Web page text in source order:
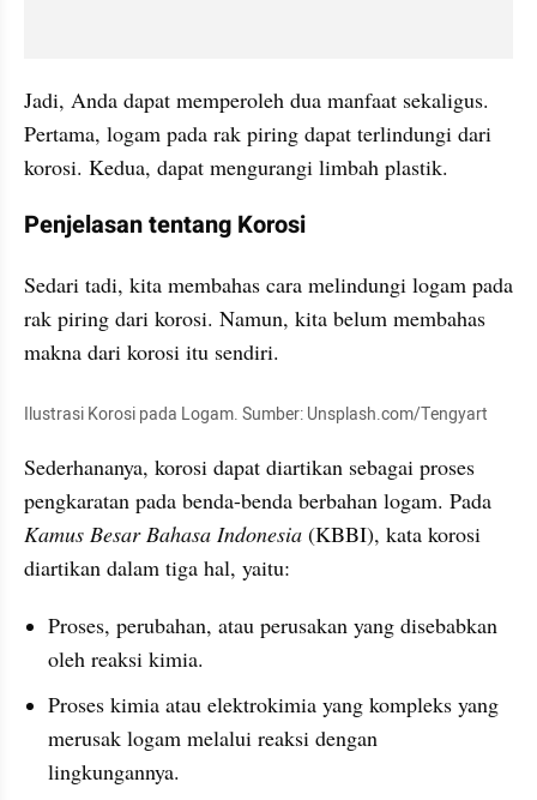
Jadi, Anda dapat memperoleh dua manfaat sekaligus.
Pertama, logam pada rak piring dapat terlindungi dari
korosi. Kedua, dapat mengurangi limbah plastik.
Penjelasan tentang Korosi
Sedari tadi, kita membahas cara melindungi logam pada
rak piring dari korosi. Namun, kita belum membahas
makna dari korosi itu sendiri.
Ilustrasi Korosi pada Logam. Sumber: Unsplash.com/Tengyart
Sederhananya, korosi dapat diartikan sebagai proses
Kamus Besar Bahasa Indonesia (KBBI), kata korosi
diartikan dalam tiga hal, yaitu:
Proses, perubahan, atau perusakan yang disebabkan
oleh reaksi kimia.
Proses kimia atau elektrokimia yang kompleks yang
merusak logam melalui reaksi dengan
lingkungannya.